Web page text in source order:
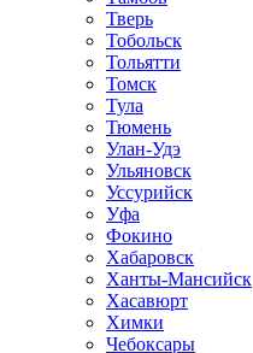
Тверь
Тобольск
Тольятти
Томск
Тула
Тюмень
Улан-Удэ
Ульяновск
Уссурийск
Уфа
Фокино
Хабаровск
Ханты-Мансийск
Хасавюрт
Химки
Чебоксары